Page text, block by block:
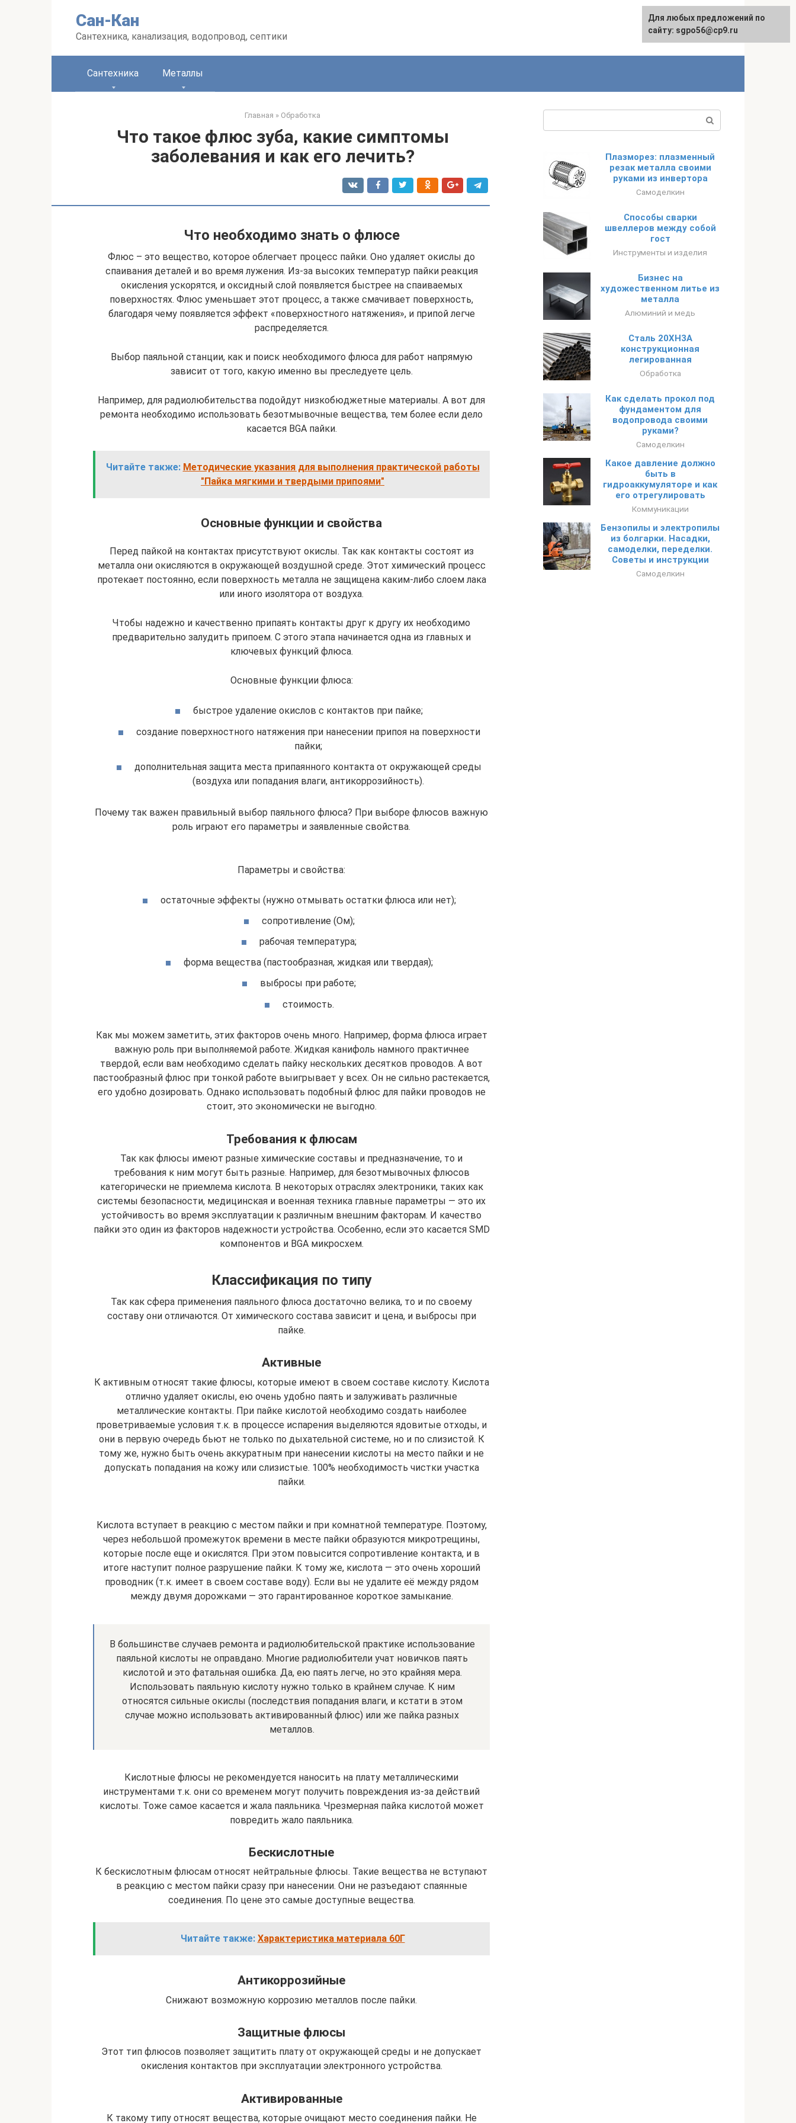
Сан-Кан
Сантехника, канализация, водопровод, септики
English
Сантехника Металлы
Главная » Обработка
Что такое флюс зуба, какие симптомы
заболевания и как его лечить?
Что необходимо знать о флюсе
Флюс – это вещество, которое облегчает процесс пайки. Оно удаляет окислы до
спаивания деталей и во время лужения. Из-за высоких температур пайки реакция
окисления ускорятся, и оксидный слой появляется быстрее на спаиваемых
поверхностях. Флюс уменьшает этот процесс, а также смачивает поверхность,
благодаря чему появляется эффект «поверхностного натяжения», и припой легче
распределяется.
Выбор паяльной станции, как и поиск необходимого флюса для работ напрямую
зависит от того, какую именно вы преследуете цель.
Например, для радиолюбительства подойдут низкобюджетные материалы. А вот для
ремонта необходимо использовать безотмывочные вещества, тем более если дело
касается BGA пайки.
Читайте также: Методические указания для выполнения практической работы
"Пайка мягкими и твердыми припоями"
Основные функции и свойства
Перед пайкой на контактах присутствуют окислы. Так как контакты состоят из
металла они окисляются в окружающей воздушной среде. Этот химический процесс
протекает постоянно, если поверхность металла не защищена каким-либо слоем лака
или иного изолятора от воздуха.
Чтобы надежно и качественно припаять контакты друг к другу их необходимо
предварительно залудить припоем. С этого этапа начинается одна из главных и
ключевых функций флюса.
Основные функции флюса:
быстрое удаление окислов с контактов при пайке;
создание поверхностного натяжения при нанесении припоя на поверхности
пайки;
дополнительная защита места припаянного контакта от окружающей среды
(воздуха или попадания влаги, антикоррозийность).
Почему так важен правильный выбор паяльного флюса? При выборе флюсов важную
роль играют его параметры и заявленные свойства.
Параметры и свойства:
остаточные эффекты (нужно отмывать остатки флюса или нет);
сопротивление (Ом);
рабочая температура;
форма вещества (пастообразная, жидкая или твердая);
выбросы при работе;
стоимость.
Как мы можем заметить, этих факторов очень много. Например, форма флюса играет
важную роль при выполняемой работе. Жидкая канифоль намного практичнее
твердой, если вам необходимо сделать пайку нескольких десятков проводов. А вот
пастообразный флюс при тонкой работе выигрывает у всех. Он не сильно растекается,
его удобно дозировать. Однако использовать подобный флюс для пайки проводов не
стоит, это экономически не выгодно.
Требования к флюсам
Так как флюсы имеют разные химические составы и предназначение, то и
требования к ним могут быть разные. Например, для безотмывочных флюсов
категорически не приемлема кислота. В некоторых отраслях электроники, таких как
системы безопасности, медицинская и военная техника главные параметры — это их
устойчивость во время эксплуатации к различным внешним факторам. И качество
пайки это один из факторов надежности устройства. Особенно, если это касается SMD
компонентов и BGA микросхем.
Классификация по типу
Так как сфера применения паяльного флюса достаточно велика, то и по своему
составу они отличаются. От химического состава зависит и цена, и выбросы при
пайке.
Активные
К активным относят такие флюсы, которые имеют в своем составе кислоту. Кислота
отлично удаляет окислы, ею очень удобно паять и залуживать различные
металлические контакты. При пайке кислотой необходимо создать наиболее
проветриваемые условия т.к. в процессе испарения выделяются ядовитые отходы, и
они в первую очередь бьют не только по дыхательной системе, но и по слизистой. К
тому же, нужно быть очень аккуратным при нанесении кислоты на место пайки и не
допускать попадания на кожу или слизистые. 100% необходимость чистки участка
пайки.
Кислота вступает в реакцию с местом пайки и при комнатной температуре. Поэтому,
через небольшой промежуток времени в месте пайки образуются микротрещины,
которые после еще и окислятся. При этом повысится сопротивление контакта, и в
итоге наступит полное разрушение пайки. К тому же, кислота — это очень хороший
проводник (т.к. имеет в своем составе воду). Если вы не удалите её между рядом
между двумя дорожками — это гарантированное короткое замыкание.
В большинстве случаев ремонта и радиолюбительской практике использование
паяльной кислоты не оправдано. Многие радиолюбители учат новичков паять
кислотой и это фатальная ошибка. Да, ею паять легче, но это крайняя мера.
Использовать паяльную кислоту нужно только в крайнем случае. К ним
относятся сильные окислы (последствия попадания влаги, и кстати в этом
случае можно использовать активированный флюс) или же пайка разных
металлов.
Кислотные флюсы не рекомендуется наносить на плату металлическими
инструментами т.к. они со временем могут получить повреждения из-за действий
кислоты. Тоже самое касается и жала паяльника. Чрезмерная пайка кислотой может
повредить жало паяльника.
Бескислотные
К бескислотным флюсам относят нейтральные флюсы. Такие вещества не вступают
в реакцию с местом пайки сразу при нанесении. Они не разъедают спаянные
соединения. По цене это самые доступные вещества.
Читайте также: Характеристика материала 60Г
Антикоррозийные
Снижают возможную коррозию металлов после пайки.
Защитные флюсы
Этот тип флюсов позволяет защитить плату от окружающей среды и не допускает
окисления контактов при эксплуатации электронного устройства.
Активированные
К такому типу относят вещества, которые очищают место соединения пайки. Не
Плазморез: плазменный
резак металла своими
руками из инвертора
Самоделкин
Способы сварки
швеллеров между собой
гост
Инструменты и изделия
Бизнес на
художественном литье из
металла
Алюминий и медь
Сталь 20ХН3А
конструкционная
легированная
Обработка
Как сделать прокол под
фундаментом для
водопровода своими
руками?
Самоделкин
Какое давление должно
быть в
гидроаккумуляторе и как
его отрегулировать
Коммуникации
Бензопилы и электропилы
из болгарки. Насадки,
самоделки, переделки.
Советы и инструкции
Самоделкин
Для любых предложений по
сайту: sgpo56@cp9.ru